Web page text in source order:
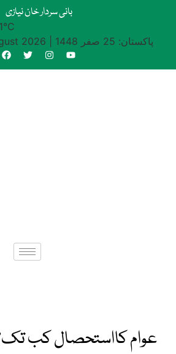
بانی سردار خان نیازی
2026
پاکستان: 25 صفر 1448
عوام کااستحصال کب